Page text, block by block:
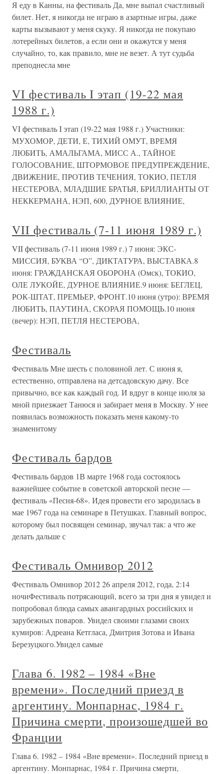
Я еду в Канны, на фестиваль Да, мне выпал счастливый
билет. Нет, я никогда не играю в азартные игры, даже
карты вызывают у меня скуку. Я никогда не покупаю
лотерейных билетов, а если они и окажутся у меня
случайно, то, как правило, мне не везет. А тут судьба
преподнесла мне
VI фестиваль I этап (19-22 мая
1988 г.)
VI фестиваль I этап (19-22 мая 1988 г.) Участники:
МУХОМОР, ДЕТИ, Е, ТИХИЙ ОМУТ, ВРЕМЯ
ЛЮБИТЬ, АМАЛЬГАМА, МИСС А., ТАЙНОЕ
ГОЛОСОВАНИЕ, ШТОРМОВОЕ ПРЕДУПРЕЖДЕНИЕ,
ДВИЖЕНИЕ, ПРОТИВ ТЕЧЕНИЯ, ТОКИО, ПЕТЛЯ
НЕСТЕРОВА, МЛАДШИЕ БРАТЬЯ, БРИЛЛИАНТЫ ОТ
НЕККЕРМАНА, НЭП, 600, ДУРНОЕ ВЛИЯНИЕ,
VII фестиваль (7-11 июня 1989 г.)
VII фестиваль (7-11 июня 1989 г.) 7 июня: ЭКС-
МИССИЯ, БУКВА “О”, ДИКТАТУРА, ВЫСТАВКА.8
июня: ГРАЖДАНСКАЯ ОБОРОНА (Омск), ТОКИО,
ОЛЕ ЛУКОЙЕ, ДУРНОЕ ВЛИЯНИЕ.9 июня: БЕГЛЕЦ,
РОК-ШТАТ, ПРЕМЬЕР, ФРОНТ.10 июня (утро): ВРЕМЯ
ЛЮБИТЬ, ПАУТИНА, СКОРАЯ ПОМОЩЬ.10 июня
(вечер): НЭП, ПЕТЛЯ НЕСТЕРОВА,
Фестиваль
Фестиваль Мне шесть с половиной лет. С июня я,
естественно, отправлена на детсадовскую дачу. Все
привычно, все как каждый год. И вдруг в конце июля за
мной приезжает Танюся и забирает меня в Москву. У нее
появилась возможность показать меня какому-то
знаменитому
Фестиваль бардов
Фестиваль бардов 1В марте 1968 года состоялось
важнейшее событие в советской авторской песне —
фестиваль «Песня-68». Идея провести его зародилась в
мае 1967 года на семинаре в Петушках. Главный вопрос,
которому был посвящен семинар, звучал так: а что же
делать дальше с
Фестиваль Омнивор 2012
Фестиваль Омнивор 2012 26 апреля 2012, года, 2:14
ночиФестиваль потрясающий, всего за три дня я увидел и
попробовал блюда самых авангардных российских и
зарубежных поваров. Увидел своими глазами своих
кумиров: Адреана Кетгласа, Дмитрия Зотова и Ивана
Березуцкого.Увидел самые
Глава 6. 1982 – 1984 «Вне
времени». Последний приезд в
аргентину. Монпарнас, 1984 г.
Причина смерти, произошедшей во
Франции
Глава 6. 1982 – 1984 «Вне времени». Последний приезд в
аргентину. Монпарнас, 1984 г. Причина смерти,